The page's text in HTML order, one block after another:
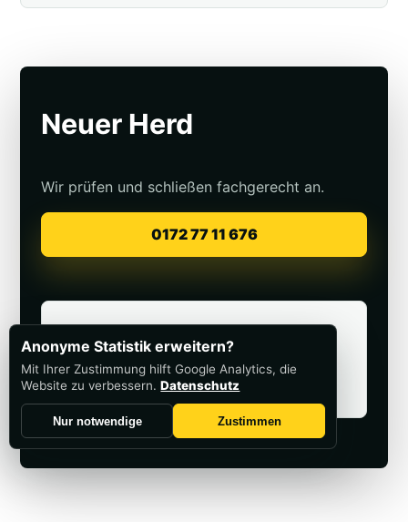
Neuer Herd
Wir prüfen und schließen fachgerecht an.
0172 77 11 676
Passend dazu
Elektroinstallation
Sicherung fliegt raus
Anonyme Statistik erweitern?
Mit Ihrer Zustimmung hilft Google Analytics, die
Website zu verbessern.Datenschutz
Nur notwendige Zustimmen